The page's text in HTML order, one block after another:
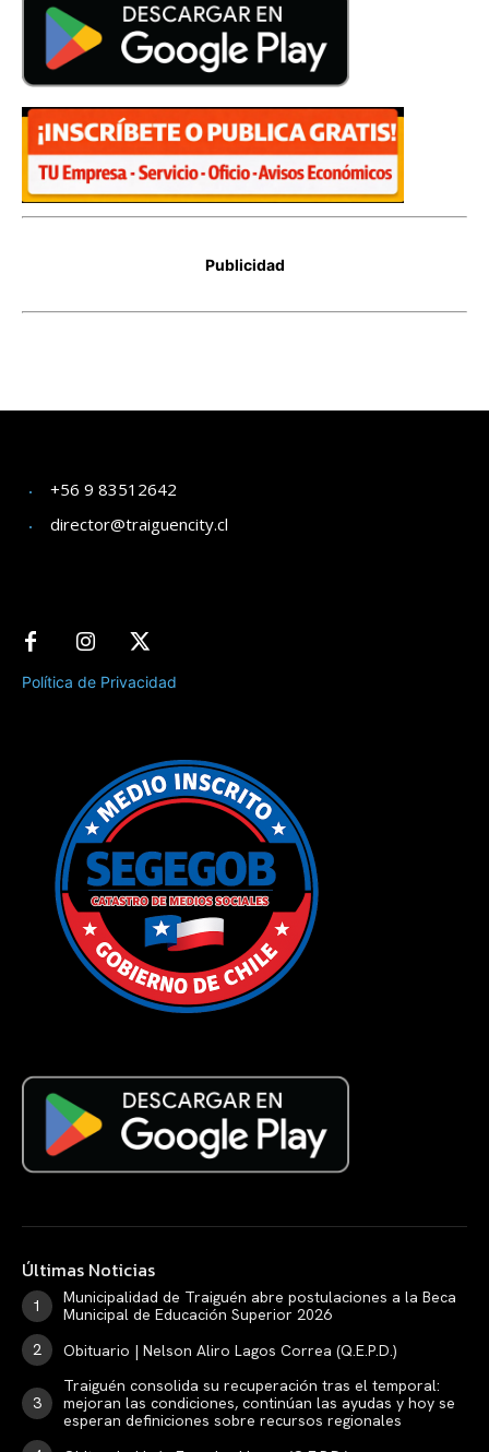
+56 9 83512642
director@traiguencity.cl
Política de Privacidad
Últimas Noticias
Municipalidad de Traiguén abre postulaciones a la Beca
Municipal de Educación Superior 2026
Obituario | Nelson Aliro Lagos Correa (Q.E.P.D.)
Traiguén consolida su recuperación tras el temporal:
mejoran las condiciones, continúan las ayudas y hoy se
esperan definiciones sobre recursos regionales